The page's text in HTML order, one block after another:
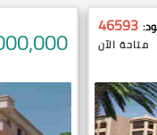
46593
متاحة الآن